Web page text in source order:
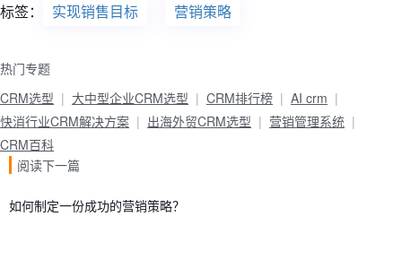
标签： 实现销售目标 营销策略
热门专题
CRM选型
大中型企业CRM选型 CRM排行榜
AI crm
快消行业CRM解决方案
出海外贸CRM选型
营销管理系统
CRM百科
阅读下一篇
如何制定一份成功的营销策略？